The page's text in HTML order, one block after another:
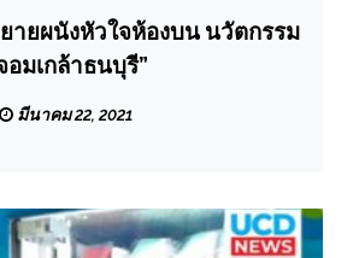
ายผนังหัวใจห้องบน นวัตกรรม
อมเกล้าธนบุรี”
มีนาคม 22, 2021